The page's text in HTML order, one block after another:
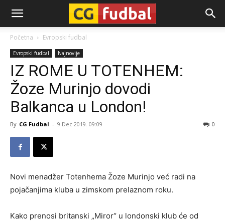
CG-
Fudbal
Početna Evropski fudbal
Evropski fudbal Najnovije
IZ ROME U TOTENHEM:
Žoze Murinjo dovodi
Balkanca u London!
By CG Fudbal - 9 Dec 2019. 09:09 0
Novi menadžer Totenhema Žoze Murinjo već radi na
pojačanjima kluba u zimskom prelaznom roku.
Kako prenosi britanski „Miror“ u londonski klub će od